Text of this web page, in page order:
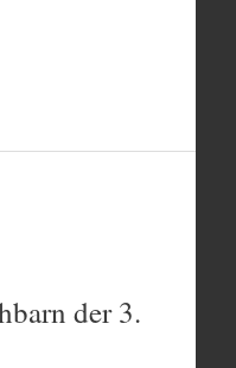
der 3.